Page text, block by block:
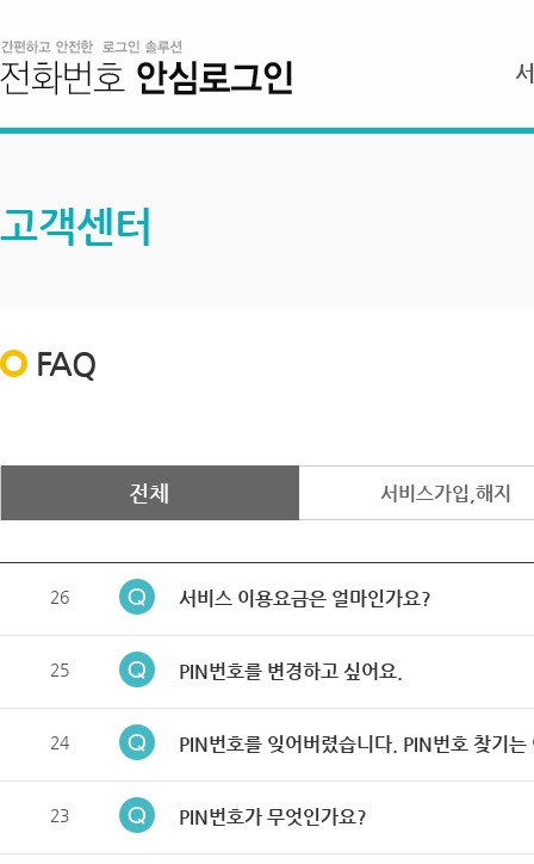
고객센터
FAQ
전체 서비스가입,해지
26 서비스 이용요금은 얼마인가요?
25 PIN번호를 변경하고 싶어요.
24 PIN번호를 잊어버렸습니다. PIN번호 찾기는
23 PIN번호가 무엇인가요?